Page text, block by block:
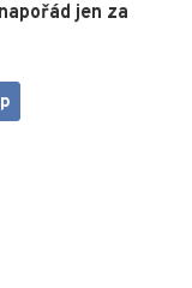
jen za